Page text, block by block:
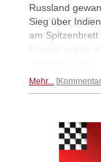
Russland
Sieg über
am
Mehr...